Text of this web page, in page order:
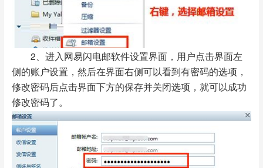
2、进入网易闪电邮软件设置界面，用户点击界面左
侧的账户设置，然后在界面右侧可以看到有密码的选项，
修改密码后点击界面下方的保存并关闭选项，就可以成功
修改密码了。